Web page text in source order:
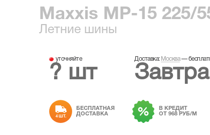
Maxxis MP-15 225/
Летние шины
уточняйте
? шт
Доставка: Москва—
Завтра
4 ШТ.
БЕСПЛАТНАЯ
ДОСТАВКА
В КРЕДИТ
ОТ 968 РУБ/М